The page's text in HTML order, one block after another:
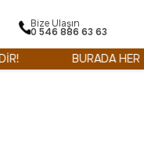
Bize Ulaşın
‪0 546 886 63 63‬
BURADA HER ŞEY